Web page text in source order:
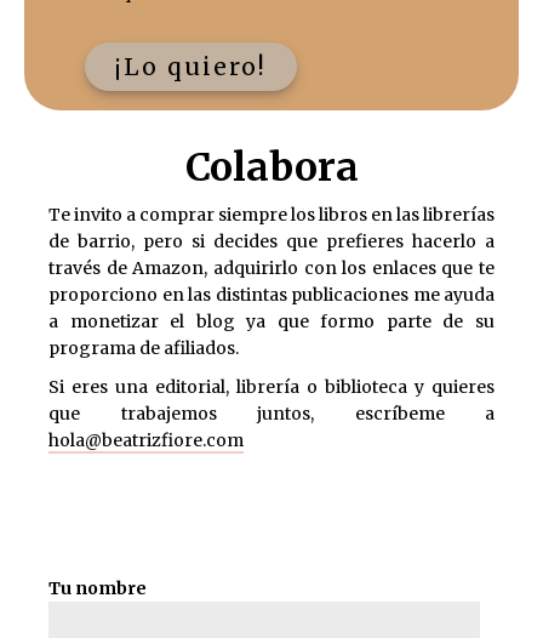
¡Lo quiero!
Colabora
Te invito a comprar siempre los libros en las librerías
de barrio, pero si decides que prefieres hacerlo a
través de Amazon, adquirirlo con los enlaces que te
proporciono en las distintas publicaciones me ayuda
a monetizar el blog ya que formo parte de su
programa de afiliados.
Si eres una editorial, librería o biblioteca y quieres
que trabajemos juntos, escríbeme a
hola@beatrizfiore.com
Tu nombre